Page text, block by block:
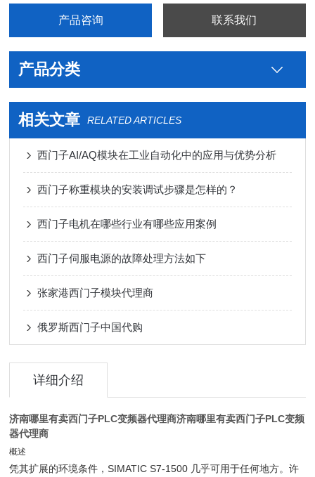
产品咨询 联系我们
产品分类
相关文章 RELATED ARTICLES
西门子AI/AQ模块在工业自动化中的应用与优势分析
西门子称重模块的安装调试步骤是怎样的？
西门子电机在哪些行业有哪些应用案例
西门子伺服电源的故障处理方法如下
张家港西门子模块代理商
俄罗斯西门子中国代购
详细介绍
济南哪里有卖西门子PLC变频器代理商济南哪里有卖西门子PLC变频
器代理商
概述
凭其扩展的环境条件，SIMATIC S7-1500 几乎可用于任何地方。许